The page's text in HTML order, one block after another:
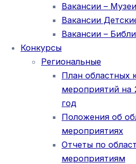
Вакансии – Музеи
Вакансии
Вакансии –
Конкурсы
Региональные
План областных
мероприятий на
год
Положения об
мероприятиях
Отчеты по
мероприятиям